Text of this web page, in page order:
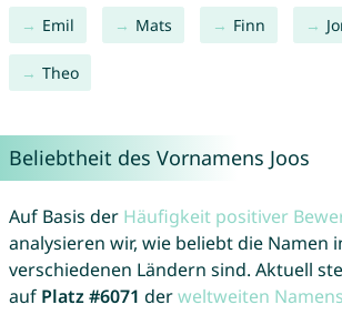
Emil Mats Finn
Theo
Beliebtheit des Vornamens Joos
Auf Basis der Häufigkeit positiver
analysieren wir, wie beliebt die Namen
verschiedenen Ländern sind. Aktuell
auf Platz #6071 derweltweiten